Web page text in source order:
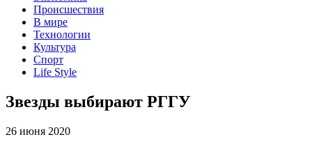
Происшествия
В мире
Технологии
Культура
Спорт
Life Style
Звезды выбирают РГГУ
26 июня 2020